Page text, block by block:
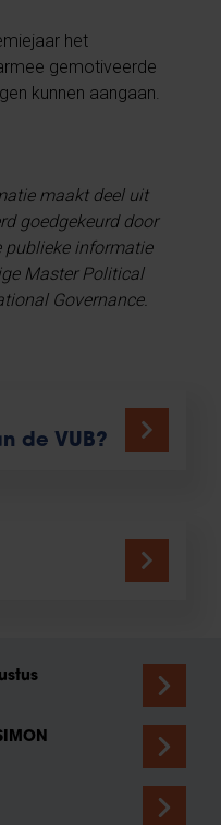
het
gemotiveerde
kunnen aangaan.
maakt deel uit
goedgekeurd door
publieke informatie
Master Political
Governance.
de VUB?